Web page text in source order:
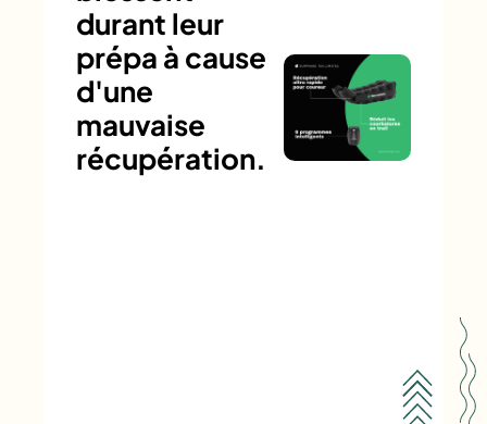
durant leur
prépa à cause
d'une
mauvaise
récupération.